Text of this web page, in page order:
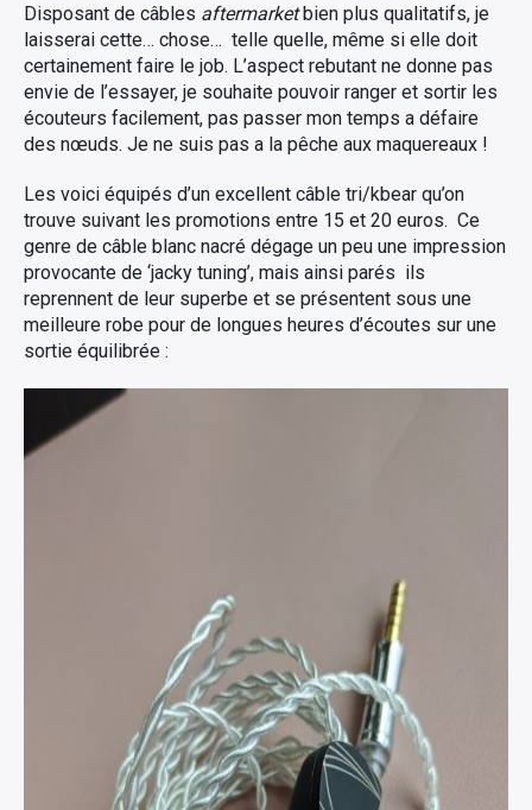
Disposant de câbles aftermarketbien plus qualitatifs, je
laisserai cette… chose… telle quelle, même si elle doit
certainement faire le job. L’aspect rebutant ne donne pas
envie de l’essayer, je souhaite pouvoir ranger et sortir les
écouteurs facilement, pas passer mon temps a défaire
des nœuds. Je ne suis pas a la pêche aux maquereaux !
Les voici équipés d’un excellent câble tri/kbear qu’on
trouve suivant les promotions entre 15 et 20 euros. Ce
genre de câble blanc nacré dégage un peu une impression
provocante de ‘jacky tuning’, mais ainsi parés ils
reprennent de leur superbe et se présentent sous une
meilleure robe pour de longues heures d’écoutes sur une
sortie équilibrée :